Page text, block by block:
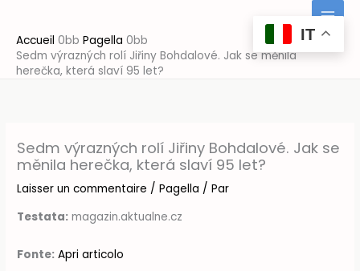
contenu
Accueil
Pagella
Sedm výrazných rolí Jiřiny Bohdalové. Jak se měnila
herečka, která slaví 95 let?
Sedm výrazných rolí Jiřiny Bohdalové. Jak se
měnila herečka, která slaví 95 let?
Laisser un commentaire /Pagella / Par
Testata: magazin.aktualne.cz
Fonte: Apri articolo
IT